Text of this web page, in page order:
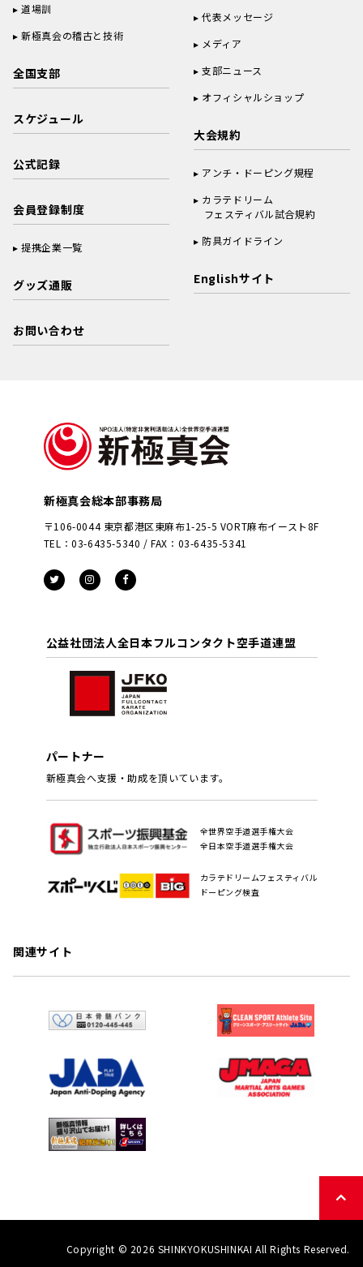
道場訓
新極真会の稽古と技術
全国支部
スケジュール
公式記録
会員登録制度
提携企業一覧
グッズ通販
お問い合わせ
代表メッセージ
メディア
支部ニュース
オフィシャルショップ
大会規約
アンチ・ドーピング規程
カラテドリーム
フェスティバル試合規約
防具ガイドライン
Englishサイト
新極真会総本部事務局
〒106-0044 東京都港区東麻布1-25-5 VORT麻布イースト8F
TEL：03-6435-5340 / FAX：03-6435-5341
公益社団法人全日本フルコンタクト空手道連盟
パートナー
新極真会へ支援・助成を頂いています。
全世界空手道選手権大会
全日本空手道選手権大会
カラテドリームフェスティバル
ドーピング検査
関連サイト
Copyright © 2026 SHINKYOKUSHINKAI All Rights Reserved.